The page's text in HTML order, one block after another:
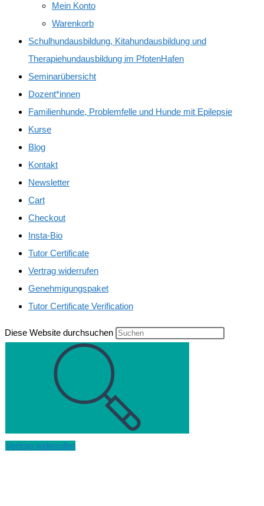
Mein Konto
Warenkorb
Schulhundausbildung, Kitahundausbildung und
Therapiehundausbildung im PfotenHafen
Seminarübersicht
Dozent*innen
Familienhunde, Problemfelle und Hunde mit Epilepsie
Kurse
Blog
Kontakt
Newsletter
Cart
Checkout
Insta-Bio
Tutor Certificate
Vertrag widerrufen
Genehmigungspaket
Tutor Certificate Verification
Diese Website durchsuchen
Vertrag widerrufen